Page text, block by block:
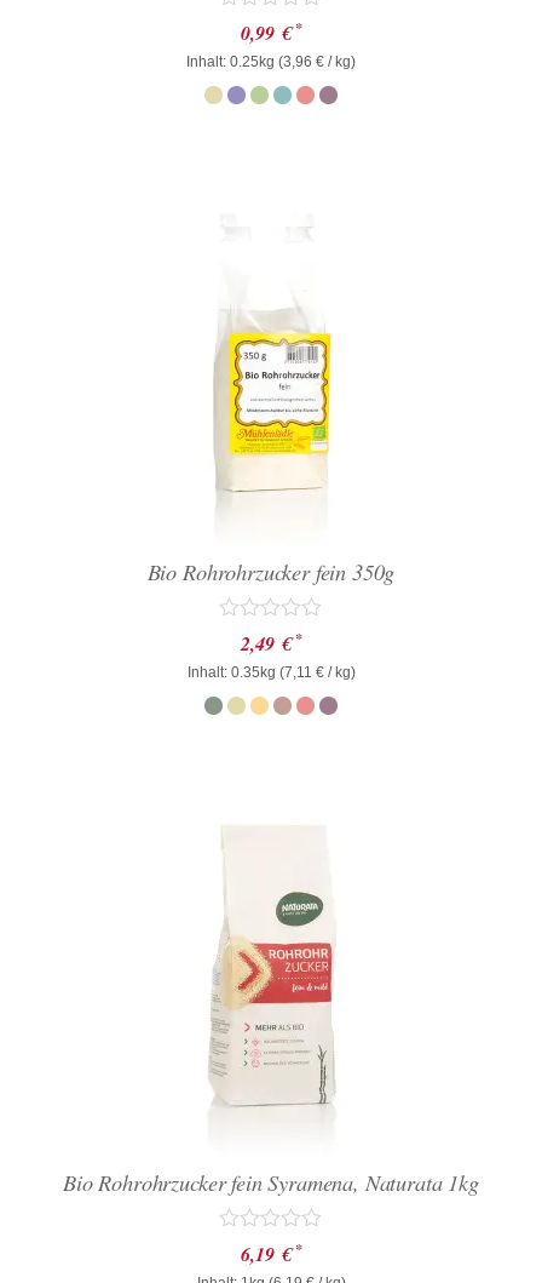
Bewertet
mit
0
von
5
0,99 € *
Inhalt: 0.25kg (3,96 € / kg)
Bio Rohrohrzucker fein 350g
Bewertet
mit
0
von
5
2,49 € *
Inhalt: 0.35kg (7,11 €/ kg)
Bio Rohrohrzucker fein Syramena, Naturata 1kg
Bewertet
mit6,19 € *